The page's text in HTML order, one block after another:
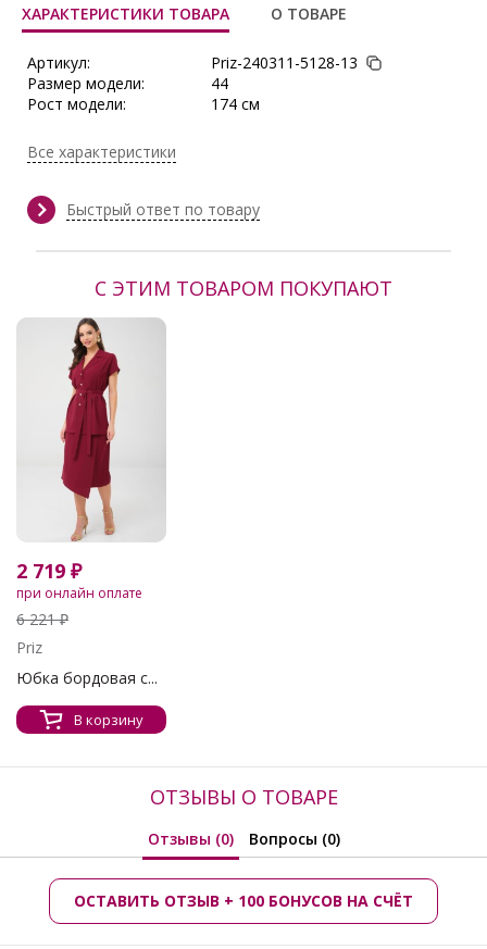
ХАРАКТЕРИСТИКИ ТОВАРА О ТОВАРЕ
Артикул:
Priz-240311-5128-13
Размер модели:
44
Рост модели:
174 см
Тип ткани:
Зима, Круглогодичный, Лето,
Производитель:
Priz
Все характеристики
Быстрый ответ по товару
С ЭТИМ ТОВАРОМ ПОКУПАЮТ
2 719 ₽
при онлайн оплате
6 221 ₽
Priz
Юбка бордовая с...
В корзину
ОТЗЫВЫ О ТОВАРЕ
Отзывы (0) Вопросы (0)
ОСТАВИТЬ ОТЗЫВ + 100 БОНУСОВ НА СЧЁТ